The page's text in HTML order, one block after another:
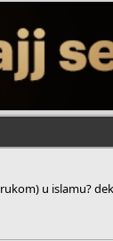
u islamu?